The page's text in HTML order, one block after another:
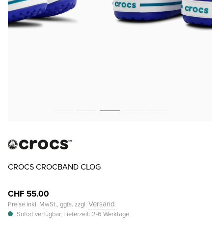
CROCS CROCBAND CLOG
CHF 55.00
Preise inkl. MwSt., ggfs. zzgl. Versand
Sofort verfügbar, Lieferzeit: 2-6 Werktage